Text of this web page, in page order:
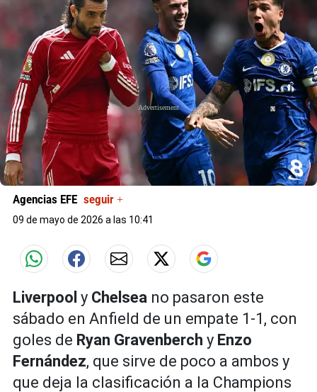
X
Agencias EFE seguir +
09 de mayo de 2026 a las 10:41
Liverpool y Chelsea no pasaron este
sábado en Anfield de un empate 1-1, con
goles de Ryan Gravenberch y Enzo
Fernández, que sirve de poco a ambos y
que deja la clasificación a la Champions